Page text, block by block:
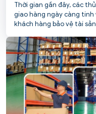
Thời gian gần đây, các
giao hàng ngày càng tinh
khách hàng bảo vệ tài
ra khuyến cáo cụ thể.